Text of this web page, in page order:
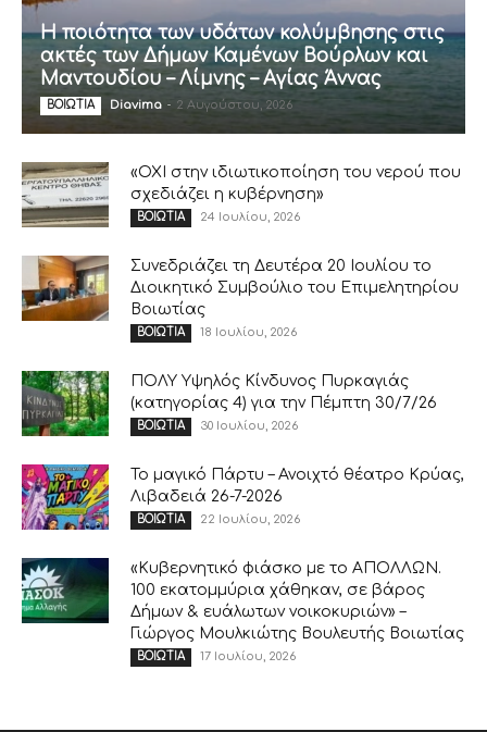
Η ποιότητα των υδάτων κολύμβησης στις
ακτές των Δήμων Καμένων Βούρλων και
Μαντουδίου – Λίμνης – Αγίας Άννας
ΒΟΙΩΤΙΑ Diavima - 2 Αυγούστου, 2026
«ΟΧΙ στην ιδιωτικοποίηση του νερού που
σχεδιάζει η κυβέρνηση»
ΒΟΙΩΤΙΑ 24 Ιουλίου, 2026
Συνεδριάζει τη Δευτέρα 20 Ιουλίου το
Διοικητικό Συμβούλιο του Επιμελητηρίου
Βοιωτίας
ΒΟΙΩΤΙΑ 18 Ιουλίου, 2026
ΠΟΛΥ Υψηλός Κίνδυνος Πυρκαγιάς
(κατηγορίας 4) για την Πέμπτη 30/7/26
ΒΟΙΩΤΙΑ 30 Ιουλίου, 2026
Το μαγικό Πάρτυ – Ανοιχτό θέατρο Κρύας,
Λιβαδειά 26-7-2026
ΒΟΙΩΤΙΑ 22 Ιουλίου, 2026
«Κυβερνητικό φιάσκο με το ΑΠΟΛΛΩΝ.
100 εκατομμύρια χάθηκαν, σε βάρος
Δήμων & ευάλωτων νοικοκυριών» –
Γιώργος Μουλκιώτης Βουλευτής Βοιωτίας
ΒΟΙΩΤΙΑ 17 Ιουλίου, 2026